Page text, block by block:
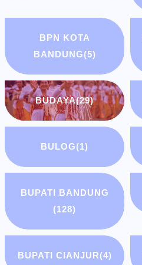
BPN KOTA
BANDUNG(5)
BUDAYA(29)
BULOG(1)
BUPATI BANDUNG
(128)
BUPATI CIANJUR(4)